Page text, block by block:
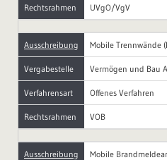
Rechtsrahmen UVgO/VgV
Ausschreibung Mobile Trennwände
Vergabestelle Vermögen und Bau
Verfahrensart Offenes Verfahren
Rechtsrahmen VOB
Ausschreibung
Mobile